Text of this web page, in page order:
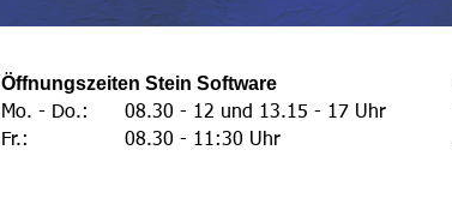
Öffnungszeiten Stein Software
Mo. - Do.: 08.30 - 12 und 13.15 - 17 Uhr
Fr.: 08.30 - 11:30 Uhr